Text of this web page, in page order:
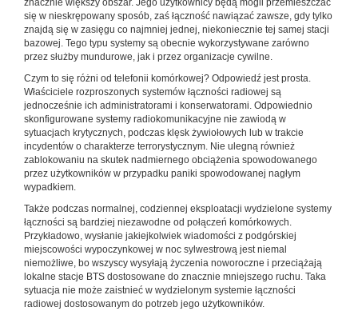
znacznie większy obszar. Jego użytkownicy będą mogli przemieszczać
się w nieskrępowany sposób, zaś łączność nawiązać zawsze, gdy tylko
znajdą się w zasięgu co najmniej jednej, niekoniecznie tej samej stacji
bazowej. Tego typu systemy są obecnie wykorzystywane zarówno
przez służby mundurowe, jak i przez organizacje cywilne.
Czym to się różni od telefonii komórkowej? Odpowiedź jest prosta.
Właściciele rozproszonych systemów łączności radiowej są
jednocześnie ich administratorami i konserwatorami. Odpowiednio
skonfigurowane systemy radiokomunikacyjne nie zawiodą w
sytuacjach krytycznych, podczas klęsk żywiołowych lub w trakcie
incydentów o charakterze terrorystycznym. Nie ulegną również
zablokowaniu na skutek nadmiernego obciążenia spowodowanego
przez użytkowników w przypadku paniki spowodowanej nagłym
wypadkiem.
Także podczas normalnej, codziennej eksploatacji wydzielone systemy
łączności są bardziej niezawodne od połączeń komórkowych.
Przykładowo, wysłanie jakiejkolwiek wiadomości z podgórskiej
miejscowości wypoczynkowej w noc sylwestrową jest niemal
niemożliwe, bo wszyscy wysyłają życzenia noworoczne i przeciążają
lokalne stacje BTS dostosowane do znacznie mniejszego ruchu. Taka
sytuacja nie może zaistnieć w wydzielonym systemie łączności
radiowej dostosowanym do potrzeb jego użytkowników.